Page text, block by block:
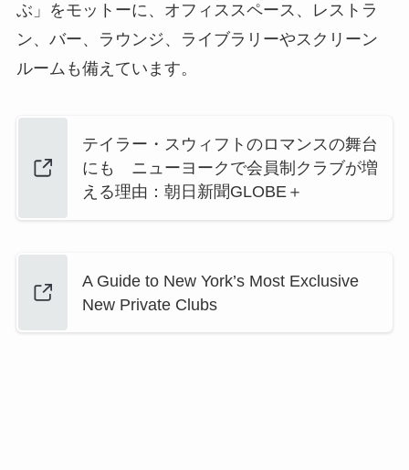
ぶ」をモットーに、オフィススペース、レストラ
ン、バー、ラウンジ、ライブラリーやスクリーン
ルームも備えています。
テイラー・スウィフトのロマンスの舞台
にも ニューヨークで会員制クラブが増
える理由：朝日新聞GLOBE＋
A Guide to New York’s Most Exclusive
New Private Clubs